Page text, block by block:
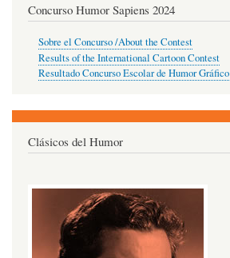
Concurso Humor Sapiens 2024
Sobre el Concurso /About the Contest
Results of the International Cartoon Contest
Resultado Concurso Escolar de Humor Gráfico
Clásicos del Humor